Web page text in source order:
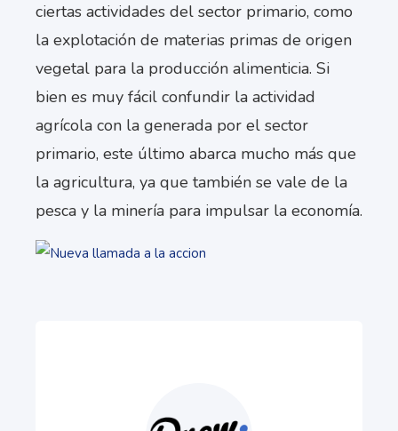
ciertas actividades del sector primario, como
la explotación de materias primas de origen
vegetal para la producción alimenticia. Si
bien es muy fácil confundir la actividad
agrícola con la generada por el sector
primario, este último abarca mucho más que
la agricultura, ya que también se vale de la
pesca y la minería para impulsar la economía.